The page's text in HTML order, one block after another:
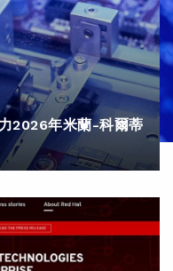
2026年米蘭-科爾蒂